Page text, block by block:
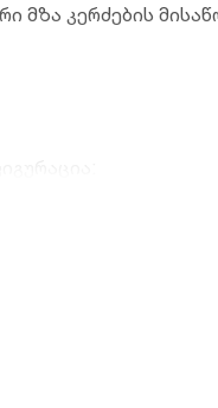
მზა კერძების
მდგრადია